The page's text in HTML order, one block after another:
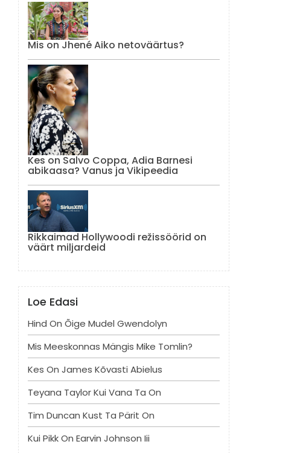
Mis on Jhené Aiko netoväärtus?
Kes on Salvo Coppa, Adia Barnesi
abikaasa? Vanus ja Vikipeedia
Rikkaimad Hollywoodi režissöörid on
väärt miljardeid
Loe Edasi
Hind On Õige Mudel Gwendolyn
Mis Meeskonnas Mängis Mike Tomlin?
Kes On James Kõvasti Abielus
Teyana Taylor Kui Vana Ta On
Tim Duncan Kust Ta Pärit On
Kui Pikk On Earvin Johnson Iii